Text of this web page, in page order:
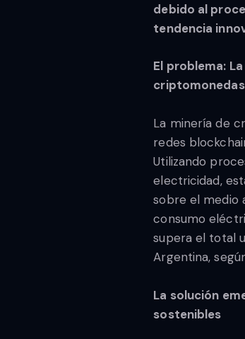
debido al
tendencia
El problema:
criptomonedas
La minería de
redes
Utilizando
electricidad,
sobre el medio
consumo
supera el total
Argentina,
La solución
sostenibles